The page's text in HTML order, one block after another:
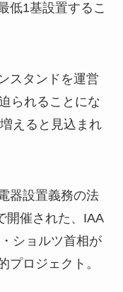
低1基設置するこ
スタンドを運営
られることにな
えると見込まれ
器設置義務の法
開催された、IAA
ショルツ首相が
プロジェクト。